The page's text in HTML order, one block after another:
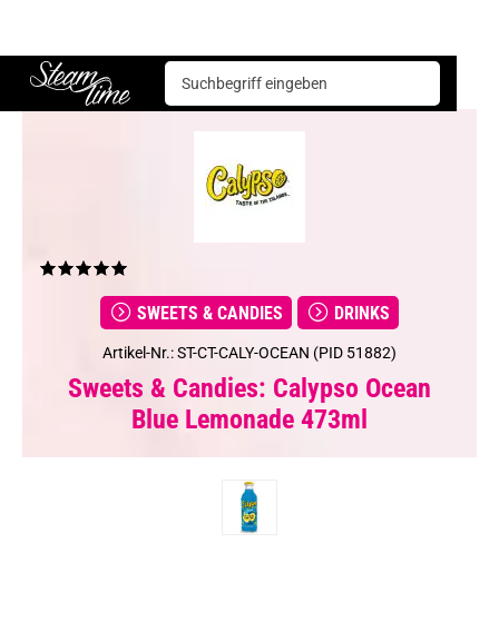
Steam time
Sweets & Candies Drinks
SWEETS & CANDIES DRINKS
Artikel-Nr.: ST-CT-CALY-OCEAN (PID 51882)
Sweets & Candies: Calypso Ocean
Blue Lemonade 473ml